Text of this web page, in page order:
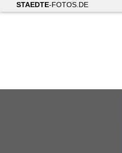
STAEDTE-FOTOS.DE